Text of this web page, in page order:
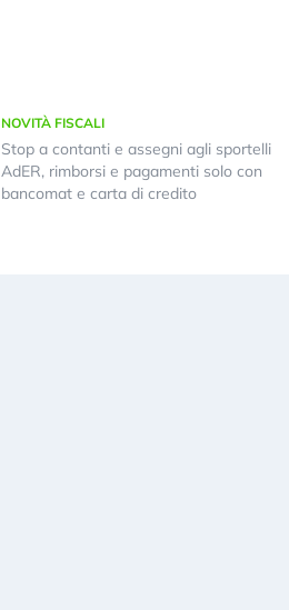
NOVITÀ FISCALI
Stop a contanti e assegni agli sportelli
AdER, rimborsi e pagamenti solo con
bancomat e carta di credito